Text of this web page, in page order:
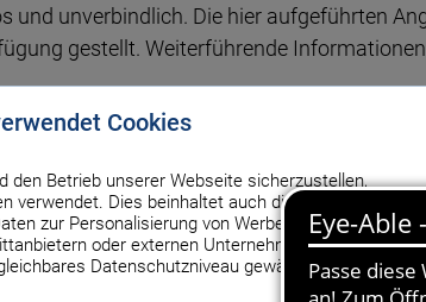
Cookies
den Betrieb unserer Webseite sicherzustellen,
verwendet. Dies beinhaltet auch die Erhebung,
zur Personalisierung von Werbeanzeigen. Ihre
oder externen Unternehmen ein, die ihren
Datenschutzniveau gewährleistet.
unverbindlich. Die hier aufgeführten
gestellt. Weiterführende
keine Gewähr für die Richtigkeit,
Orientieren Sie sich vor Abschluss immer
Anzeigenboxen handelt es sich um